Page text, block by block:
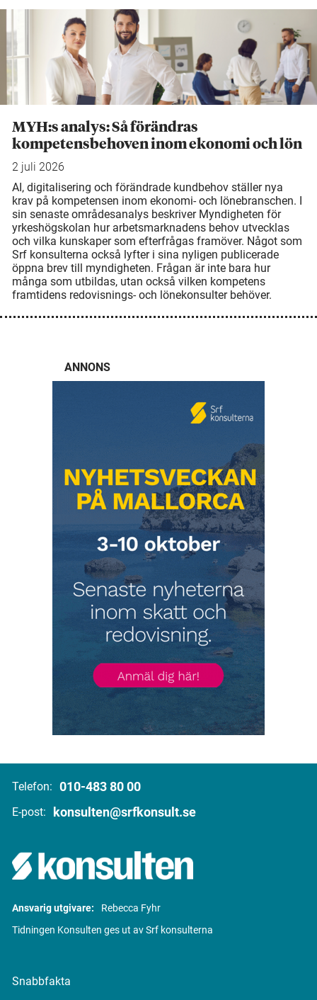
MYH:s analys: Så förändras
kompetensbehoven inom ekonomi och lön
2 juli 2026
AI, digitalisering och förändrade kundbehov ställer nya
krav på kompetensen inom ekonomi- och lönebranschen. I
sin senaste områdesanalys beskriver Myndigheten för
yrkeshögskolan hur arbetsmarknadens behov utvecklas
och vilka kunskaper som efterfrågas framöver. Något som
Srf konsulterna också lyfter i sina nyligen publicerade
öppna brev till myndigheten. Frågan är inte bara hur
många som utbildas, utan också vilken kompetens
framtidens redovisnings- och lönekonsulter behöver.
ANNONS
Telefon: 010-483 80 00
E-post: konsulten@srfkonsult.se
Ansvarig utgivare:
Rebecca Fyhr
Tidningen Konsulten ges ut av Srf konsulterna
Snabbfakta